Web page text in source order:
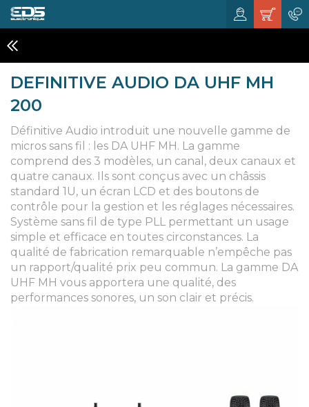
DEFINITIVE AUDIO DA UHF MH
200
Définitive Audio introduit une nouvelle gamme de
micros sans fil : les DA UHF MH. La gamme
comprend des 3 modèles, un canal, deux canaux et
quatre canaux. Ils sont conçus avec un châssis
standard 1U, un écran LCD et des boutons de
contrôle pour la gestion et les réglages nécessaires.
Système sans fil de type PLL permettant un usage
simple et efficace en toutes circonstances. La
qualité de fabrication remarquable n’empêche pas
un rapport/qualité prix peu commun. La gamme DA
UHF MH vous apportera une qualité, des
performances sonores, un son clair et précis.